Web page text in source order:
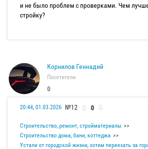
и не было проблем с проверками. Чем
стройку?
Корнилов Геннадий
Посетители
0
20:44, 01.03.2026 №12 0
Строительство, ремонт, стройматериалы
Строительство дома, бани, коттеджа
Устали от городской жизни, хотим переехать за